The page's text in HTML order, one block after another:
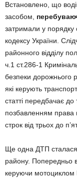
Встановлено, що
засобом,
затримали у порядку
кодексу України.
районного відділу
ч.1 ст.286-1
безпеки дорожнього
які керують
статті передбачає до
позбавленням права
строк від трьох до
Ще одна ДТП сталася
району. Попередньо
керуючи мотоциклом